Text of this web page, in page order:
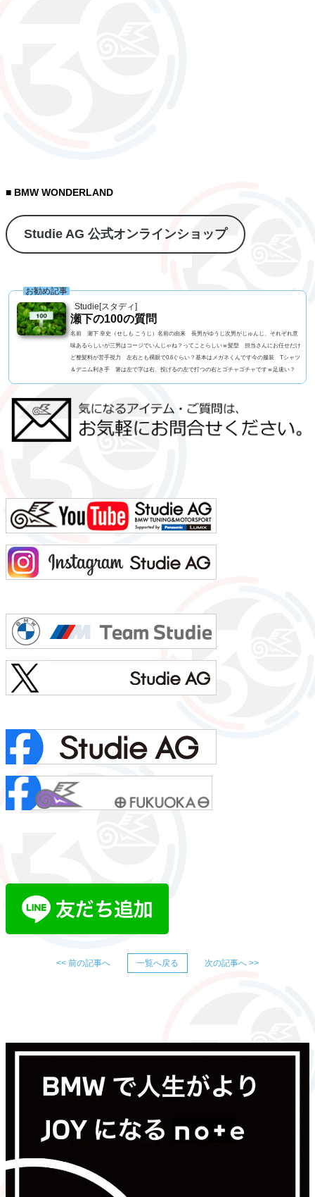
■ BMW WONDERLAND
Studie AG 公式オンラインショップ
Studie[スタディ]
お勧め記事
瀬下の100の質問
名前 瀬下 幸史（せしも こうじ）名前の由来 長男がゆうじ次男がじゅんじ、それぞれ意
味あるらしいが三男はコージでいんじゃね？ってことらしいｗ髪型 担当さんにお任せだけ
ど整髪料が苦手視力 左右とも裸眼で0.6ぐらい？基本はメガネくんです今の服装 Tシャツ
＆デニム利き手 箸は左で字は右、投げるの左で打つの右とゴチャゴチャですｗ足速い？
ラいｗ...
<< 前の記事へ 一覧へ戻る 次の記事へ >>